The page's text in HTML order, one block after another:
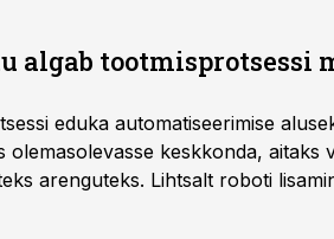
algab tootmisprotsessi
eduka automatiseerimise
keskkonda, aitaks
arenguteks. Lihtsalt roboti